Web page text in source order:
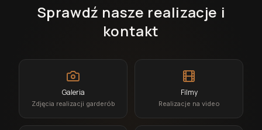
Sprawdź nasze realizacje i
kontakt
Galeria
Zdjęcia realizacji garderób
Filmy
Realizacje na video